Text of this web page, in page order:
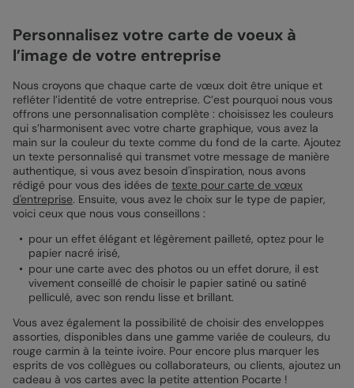
Personnalisez votre carte de voeux à
l’image de votre entreprise
Nous croyons que chaque carte de vœux doit être unique et
refléter l’identité de votre entreprise. C’est pourquoi nous vous
offrons une personnalisation complète : choisissez les couleurs
qui s’harmonisent avec votre charte graphique, vous avez la
main sur la couleur du texte comme du fond de la carte. Ajoutez
un texte personnalisé qui transmet votre message de manière
authentique, si vous avez besoin d'inspiration, nous avons
rédigé pour vous des idées de texte pour carte de vœux
d'entreprise. Ensuite, vous avez le choix sur le type de papier,
voici ceux que nous vous conseillons :
pour un effet élégant et légèrement pailleté, optez pour le
papier nacré irisé,
pour une carte avec des photos ou un effet dorure, il est
vivement conseillé de choisir le papier satiné ou satiné
pelliculé, avec son rendu lisse et brillant.
Vous avez également la possibilité de choisir des enveloppes
assorties, disponibles dans une gamme variée de couleurs, du
rouge carmin à la teinte ivoire. Pour encore plus marquer les
esprits de vos collègues ou collaborateurs, ou clients, ajoutez un
cadeau à vos cartes avec la petite attention Pocarte !